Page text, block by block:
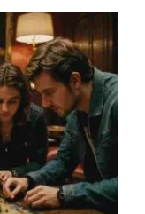
de
sport
dans
l’éducation
des
jeunes
en
2025